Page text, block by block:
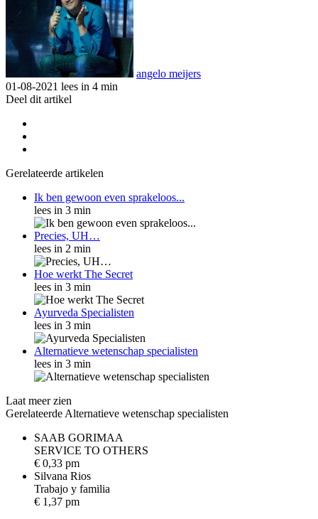
angelo meijers
01-08-2021 lees in 4 min
Deel dit artikel
Gerelateerde artikelen
Ik ben gewoon even sprakeloos...
lees in 3 min
Precies, UH…
lees in 2 min
Hoe werkt The Secret
lees in 3 min
Ayurveda Specialisten
lees in 3 min
Alternatieve wetenschap specialisten
lees in 3 min
Laat meer zien
Gerelateerde Alternatieve wetenschap specialisten
SAAB GORIMAA
SERVICE TO OTHERS
€ 0,33 pm
Silvana Rios
Trabajo y familia
€ 1,37 pm